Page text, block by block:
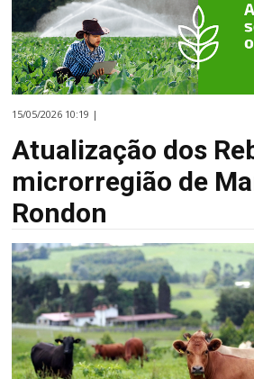
15/05/2026 10:19 |
Atualização dos
microrregião de
Rondon